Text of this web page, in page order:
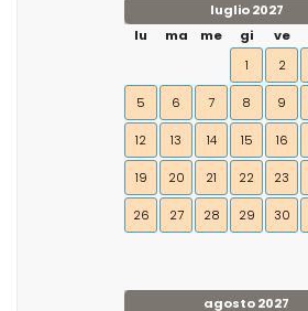
luglio 2027
lu
ma me gi ve
1
2
5 6 7 8 9
12 13 14 15 16
19 20 21 22 23
26 27 28 29 30
agosto 2027